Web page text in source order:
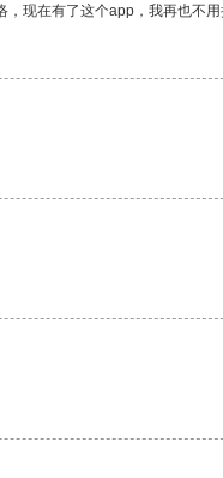
现在有了这个app，我再也不用